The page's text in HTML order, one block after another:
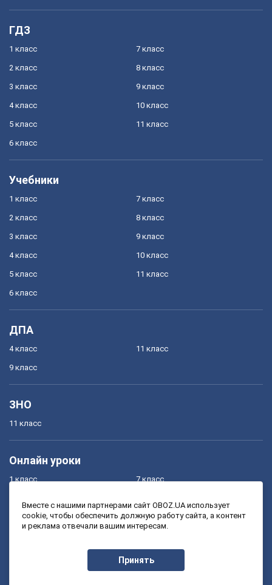
ГДЗ
1 класс
2 класс
3 класс
4 класс
5 класс
6 класс
7 класс
8 класс
9 класс
10 класс
11 класс
Учебники
1 класс
2 класс
3 класс
4 класс
5 класс
6 класс
7 класс
8 класс
9 класс
10 класс
11 класс
ДПА
4 класс
9 класс
11 класс
ЗНО
11 класс
Онлайн уроки
1 класс
3 класс
7 класс
9 класс
Вместе с нашими партнерами сайт OBOZ.UA использует
cookie, чтобы обеспечить должную работу сайта, а контент
и реклама отвечали вашим интересам.
Принять